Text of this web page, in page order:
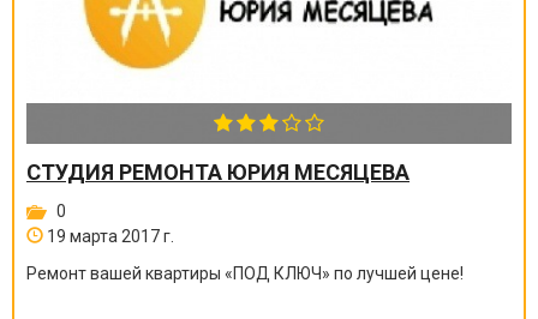
СТУДИЯ РЕМОНТА ЮРИЯ МЕСЯЦЕВА
0
19 марта 2017 г.
Ремонт вашей квартиры «ПОД КЛЮЧ» по лучшей цене!